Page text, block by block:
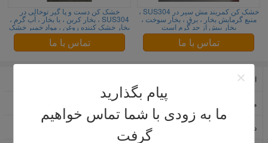
پیام بگذارید
ما به زودی با شما تماس خواهیم
گرفت
خشک کن دست و پا گیر توخالی در
SUS304 ، بخار کربن ، با بخار ، آب گرم ،
بخار خشک کننده روغن ، مواد خمیر خشک
کن
تماس با ما
خشک کن کمربند مش سیر در SUS304 ،
منبع گرمایش بخار ، برق ، بخار سوخت ،
بخار بیش از حد گرم است
تماس با ما
اسپری خشک کردن ماشین
ماشین لباسشویی مایع ماشین آلات تولید مواد غذایی
دستگاه دانه گرانوله پودر